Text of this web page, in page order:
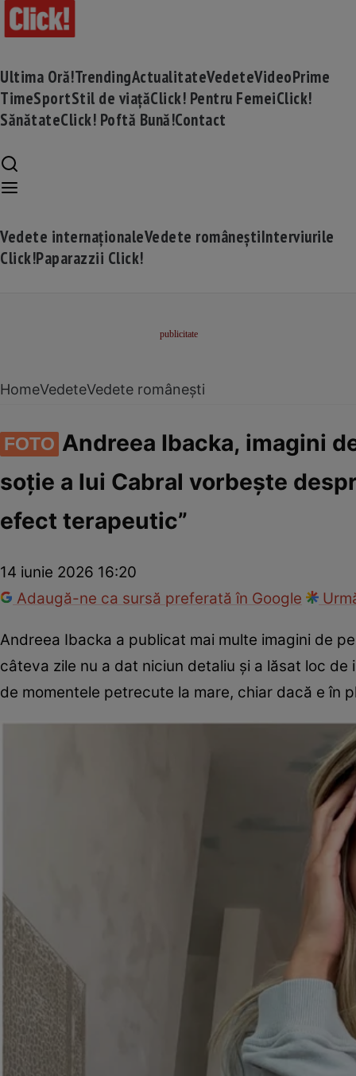
Ultima Oră!TrendingActualitateVedeteVideoPrime
TimeSportStil de viațăClick! Pentru FemeiClick!
SănătateClick! Poftă Bună!Contact
Vedete internaționaleVedete româneștiInterviurile
Click!Paparazzii Click!
HomeVedeteVedete românești
FOTO Andreea Ibacka, imagini
soție a lui Cabral vorbește
efect terapeutic”
14 iunie 2026 16:20
Adaugă-ne ca sursă preferată în Google
Andreea Ibacka a publicat mai multe imagini de
câteva zile nu a dat niciun detaliu și a lăsat loc
de momentele petrecute la mare, chiar dacă e în